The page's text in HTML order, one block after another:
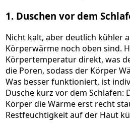
1. Duschen vor dem
Nicht kalt, aber deutlich kühler
Körperwärme noch oben sind.
Körpertemperatur direkt, was
die Poren, sodass der Körper
Was besser funktioniert, ist
Dusche kurz vor dem Schlafen:
Körper die Wärme erst recht
Restfeuchtigkeit auf der Haut